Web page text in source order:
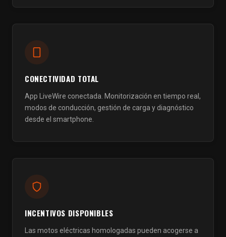
CONECTIVIDAD TOTAL
App LiveWire conectada. Monitorización en tiempo real,
modos de conducción, gestión de carga y diagnóstico
desde el smartphone.
INCENTIVOS DISPONIBLES
Las motos eléctricas homologadas pueden acogerse a